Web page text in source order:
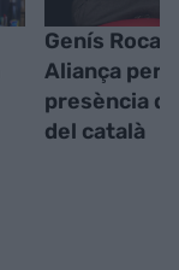
Genís Roca -
Aliança per
presència
del català